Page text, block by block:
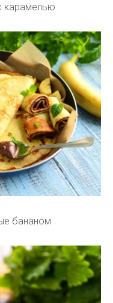
карамелью
бананом